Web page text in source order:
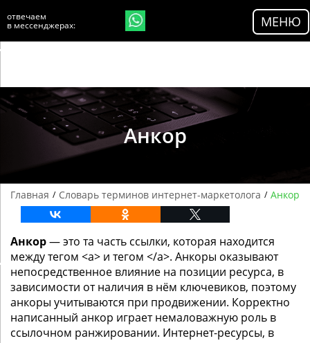
//$currenturl = get_permalink(); $currenturl =
'https://
>
отвечаем
в мессенджерах:
Анкор
Главная / Словарь терминов интернет-маркетолога / Анкор
Анкор— это та часть ссылки, которая находится
между тегом <a> и тегом </a>. Анкоры оказывают
непосредственное влияние на позиции ресурса, в
зависимости от наличия в нём ключевиков, поэтому
анкоры учитываются при продвижении. Корректно
написанный анкор играет немаловажную роль в
ссылочном ранжировании. Интернет-ресурсы, в
МЕНЮ